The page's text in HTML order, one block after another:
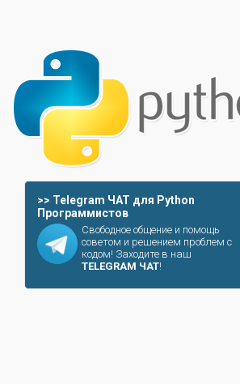
>> Telegram ЧАТ для Python
Программистов
Свободное общение и помощь
советом и решением проблем с
кодом! Заходите в наш
TELEGRAM ЧАТ!